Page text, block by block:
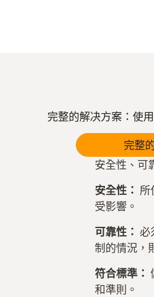
完整的解决方案：使
完整
安全性、可
安全性： 所
受影響。
可靠性： 必
制的情況，
符合標準：
和準則。